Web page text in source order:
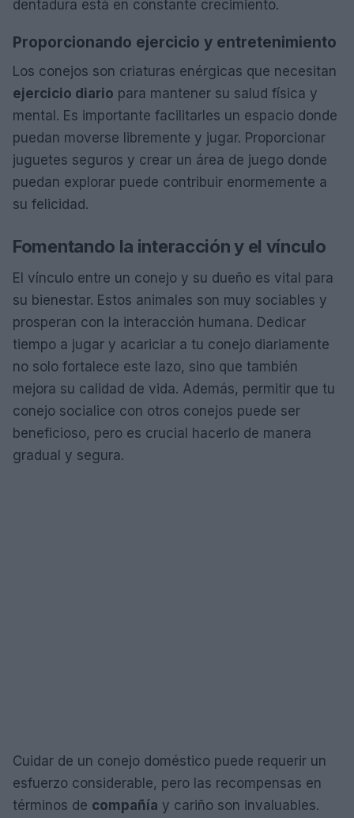
dentadura está en constante crecimiento.
Proporcionando ejercicio y entretenimiento
Los conejos son criaturas enérgicas que necesitan
ejercicio diario para mantener su salud física y
mental. Es importante facilitarles un espacio donde
puedan moverse libremente y jugar. Proporcionar
juguetes seguros y crear un área de juego donde
puedan explorar puede contribuir enormemente a
su felicidad.
Fomentando la interacción y el vínculo
El vínculo entre un conejo y su dueño es vital para
su bienestar. Estos animales son muy sociables y
prosperan con la interacción humana. Dedicar
tiempo a jugar y acariciar a tu conejo diariamente
no solo fortalece este lazo, sino que también
mejora su calidad de vida. Además, permitir que tu
conejo socialice con otros conejos puede ser
beneficioso, pero es crucial hacerlo de manera
gradual y segura.
Cuidar de un conejo doméstico puede requerir un
esfuerzo considerable, pero las recompensas en
términos de compañía y cariño son invaluables.